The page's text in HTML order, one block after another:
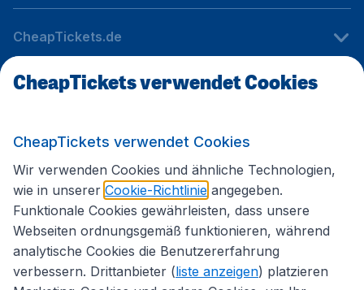
CheapTickets.de
Internationale Webseiten
Folgen Sie uns:
CheapTickets verwendet Cookies
CheapTickets verwendet Cookies
Wir verwenden Cookies und ähnliche Technologien,
wie in unserer Cookie-Richtlinie angegeben.
Funktionale Cookies gewährleisten, dass unsere
Webseiten ordnungsgemäß funktionieren, während
analytische Cookies die Benutzererfahrung
verbessern. Drittanbieter (liste anzeigen) platzieren